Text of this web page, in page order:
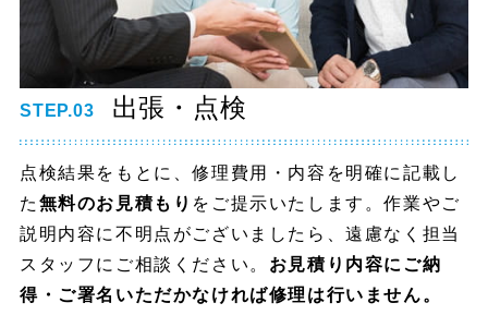
STEP.03 出張・点検
点検結果をもとに、修理費用・内容を明確に記載し
た 無料のお見積もり をご提示いたします。作業やご
説明内容に不明点がございましたら、遠慮なく担当
スタッフにご相談ください。 お見積り内容にご納
得・ご署名いただかなければ修理は行いません。